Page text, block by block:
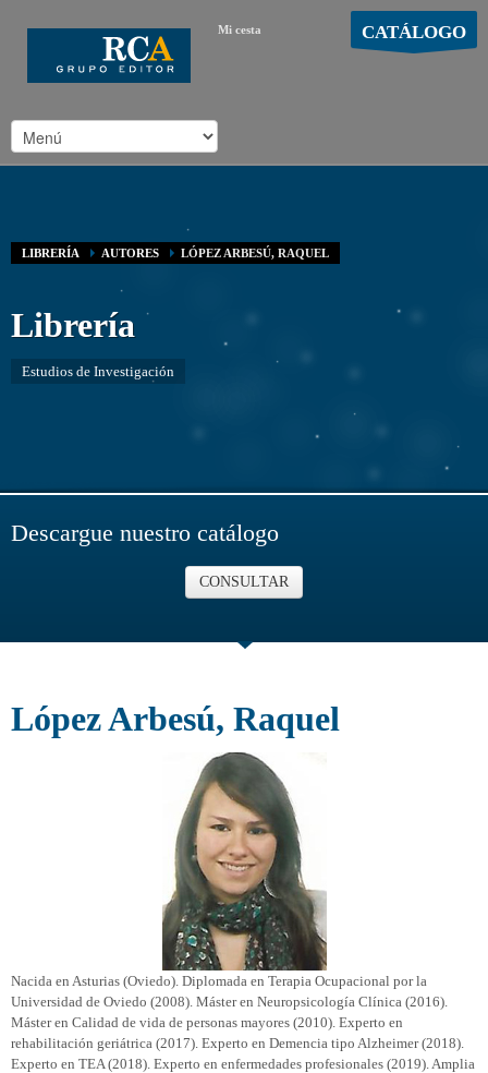
Mi cesta CATÁLOGO
LIBRERÍA AUTORES LÓPEZ ARBESÚ, RAQUEL
Librería
Estudios de Investigación
Descargue nuestro catálogo
CONSULTAR
López Arbesú, Raquel
Nacida en Asturias (Oviedo). Diplomada en Terapia Ocupacional por la
Universidad de Oviedo (2008). Máster en Neuropsicología Clínica (2016).
Máster en Calidad de vida de personas mayores (2010). Experto en
rehabilitación geriátrica (2017). Experto en Demencia tipo Alzheimer (2018).
Experto en TEA (2018). Experto en enfermedades profesionales (2019). Amplia